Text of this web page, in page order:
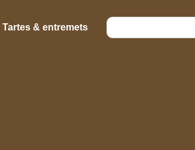
Tartes & entremets